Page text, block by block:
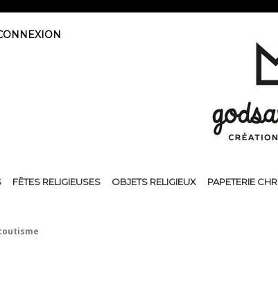
FÊTES RELIGIEUSES OBJETS RELIGIEUX PAPETERIE